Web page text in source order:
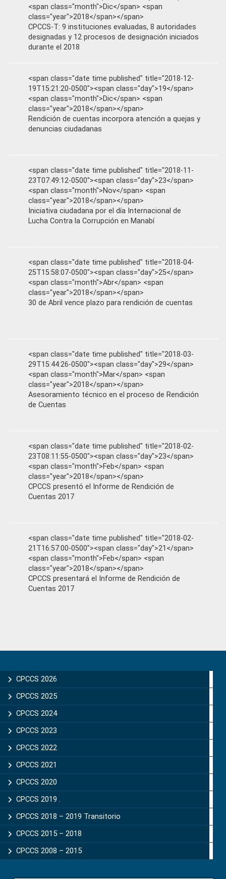
<span class="month">Dic</span> <span
class="year">2018</span></span>
CPCCS-T: 9 instituciones evaluadas, 8 autoridades
designadas y 12 procesos de designación iniciados
durante el 2018
<span class="date time published" title="2018-12-
19T15:21:20-0500"><span class="day">19</span>
<span class="month">Dic</span> <span
class="year">2018</span></span>
Rendición de cuentas incorpora atención a quejas y
denuncias ciudadanas
<span class="date time published" title="2018-11-
23T07:49:12-0500"><span class="day">23</span>
<span class="month">Nov</span> <span
class="year">2018</span></span>
Iniciativa ciudadana por el día Internacional de
Lucha Contra la Corrupción en Manabí
<span class="date time published" title="2018-04-
25T15:58:07-0500"><span class="day">25</span>
<span class="month">Abr</span> <span
class="year">2018</span></span>
30 de Abril vence plazo para rendición de cuentas
<span class="date time published" title="2018-03-
29T15:44:26-0500"><span class="day">29</span>
<span class="month">Mar</span> <span
class="year">2018</span></span>
Asesoramiento técnico en el proceso de Rendición
de Cuentas
<span class="date time published" title="2018-02-
23T08:11:55-0500"><span class="day">23</span>
<span class="month">Feb</span> <span
class="year">2018</span></span>
CPCCS presentó el Informe de Rendición de
Cuentas 2017
<span class="date time published" title="2018-02-
21T16:57:00-0500"><span class="day">21</span>
<span class="month">Feb</span> <span
class="year">2018</span></span>
CPCCS presentará el Informe de Rendición de
Cuentas 2017
Sidebar
CPCCS 2026
CPCCS 2025
CPCCS 2024
CPCCS 2023
CPCCS 2022
CPCCS 2021
CPCCS 2020
CPCCS 2019 .
CPCCS 2018 – 2019 Transitorio
CPCCS 2015 – 2018
CPCCS 2008 – 2015